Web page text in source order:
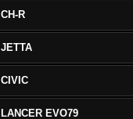
CH-R
JETTA
CIVIC
LANCER EVO79